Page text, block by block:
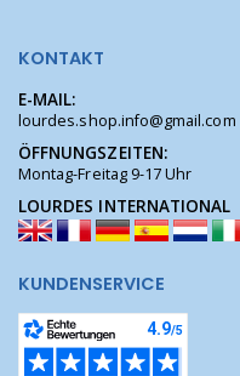
KONTAKT
E-MAIL:
lourdes.shop.info@gmail.com
ÖFFNUNGSZEITEN:
Montag-Freitag 9-17 Uhr
LOURDES INTERNATIONAL
KUNDENSERVICE